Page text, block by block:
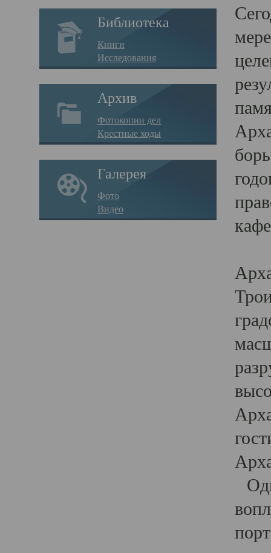
Библиотека
Книги
Исследования
Архив
Фотокопии дел
Крестные ходы
Галерея
Фото
Видео